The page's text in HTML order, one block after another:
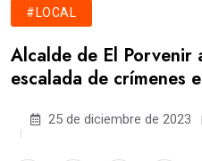
#LOCAL
Alcalde de El Porvenir
escalada de crímenes
25 de diciembre de 2023